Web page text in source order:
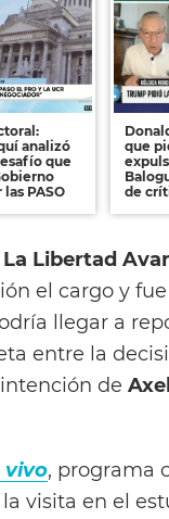
analizó
que
PASO
que
de
La Libertad
el cargo y
llegar a
entre la
de
vivo, programa
visita en el